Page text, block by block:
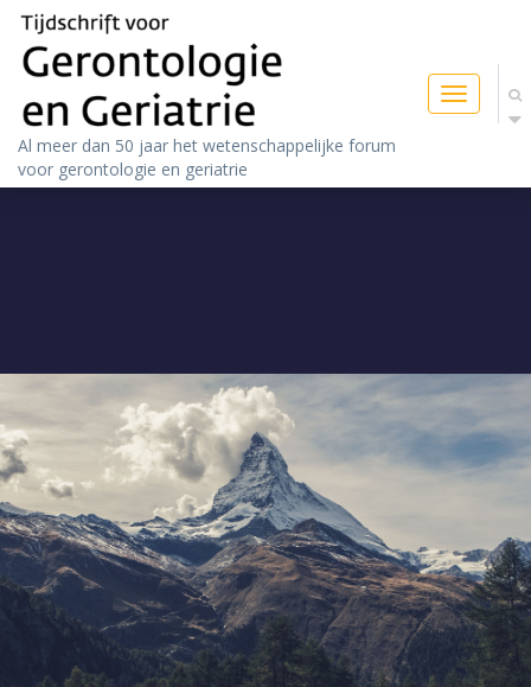
Toggle
navigation
Al meer dan 50 jaar het wetenschappelijke forum
voor gerontologie en geriatrie